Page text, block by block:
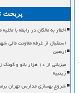
پربحث
اخطار به مالکان در رابطه با
استقبال از غرفه معاونت مالی
اربعین
میزبانی از ۱۰ هزار
زینبیه
شروع بهسازی مدارس تهران